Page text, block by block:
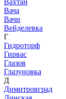
Вача
Вачи
Вейделевка
Г
Гидроторф
Гирвас
Глазов
Глазуновка
Д
Димитровград